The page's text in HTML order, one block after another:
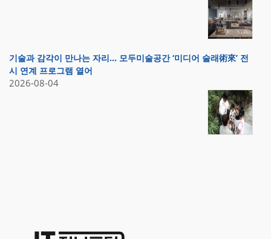
기술과 감각이 만나는 자리… 모두미술공간 ‘미디어 술래術來’ 전
시 연계 프로그램 열어
2026-08-04